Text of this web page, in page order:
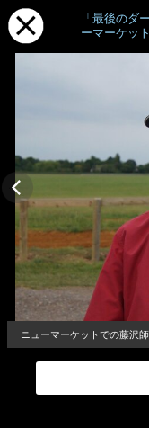
「最後のダ
ーマーケッ
ニューマーケットでの藤沢師